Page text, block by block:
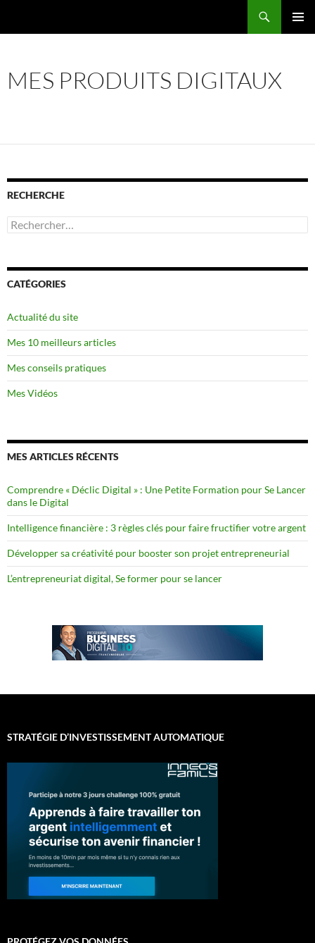
MES PRODUITS DIGITAUX
RECHERCHE
Rechercher :
CATÉGORIES
Actualité du site
Mes 10 meilleurs articles
Mes conseils pratiques
Mes Vidéos
MES ARTICLES RÉCENTS
Comprendre « Déclic Digital » : Une Petite Formation pour Se Lancer
dans le Digital
Intelligence financière : 3 règles clés pour faire fructifier votre argent
Développer sa créativité pour booster son projet entrepreneurial
L’entrepreneuriat digital, Se former pour se lancer
STRATÉGIE D’INVESTISSEMENT AUTOMATIQUE